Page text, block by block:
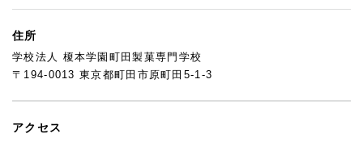
住所
学校法人 榎本学園町田製菓専門学校
〒194-0013 東京都町田市原町田5-1-3
アクセス